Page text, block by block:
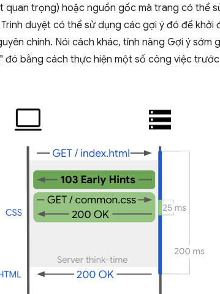
quan trọng) hoặc nguồn gốc mà trang có thể
duyệt có thể sử dụng các gợi ý đó để khởi
chính. Nói cách khác, tính năng Gợi ý sớm
đó bằng cách thực hiện một số công việc